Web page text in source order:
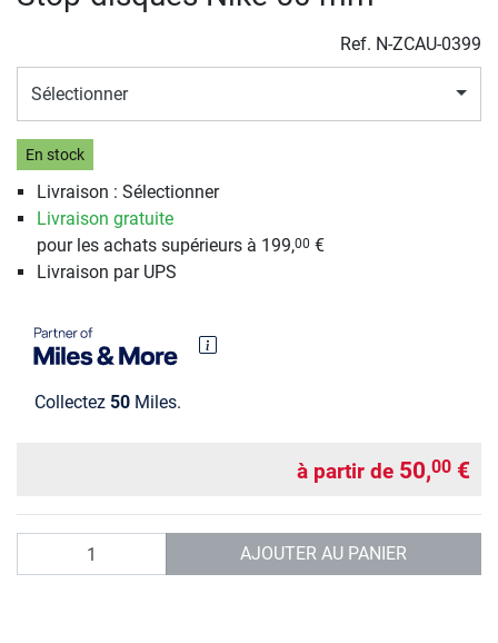
Ref. N-ZCAU-0399
Sélectionner
En stock
Livraison : Sélectionner
Livraison gratuite
pour les achats supérieurs à 199,00 €
Livraison par UPS
Collectez 50 Miles.
à partir de 50,00 €
AJOUTER AU PANIER